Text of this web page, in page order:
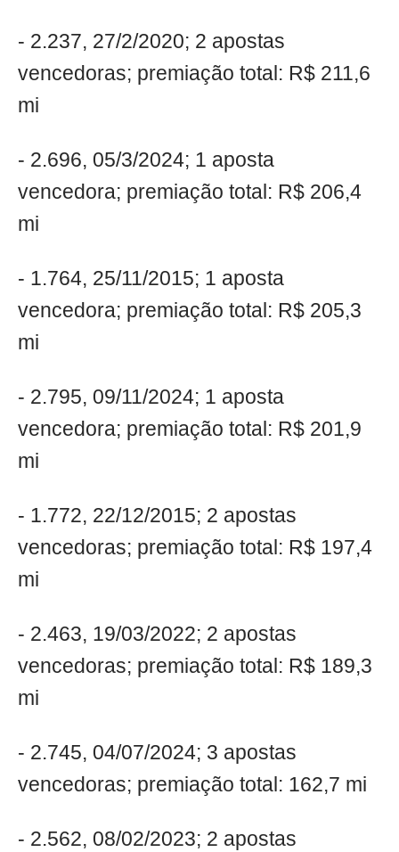
- 2.237, 27/2/2020; 2 apostas
vencedoras; premiação total: R$ 211,6
mi
- 2.696, 05/3/2024; 1 aposta
vencedora; premiação total: R$ 206,4
mi
- 1.764, 25/11/2015; 1 aposta
vencedora; premiação total: R$ 205,3
mi
- 2.795, 09/11/2024; 1 aposta
vencedora; premiação total: R$ 201,9
mi
- 1.772, 22/12/2015; 2 apostas
vencedoras; premiação total: R$ 197,4
mi
- 2.463, 19/03/2022; 2 apostas
vencedoras; premiação total: R$ 189,3
mi
- 2.745, 04/07/2024; 3 apostas
vencedoras; premiação total: 162,7 mi
- 2.562, 08/02/2023; 2 apostas